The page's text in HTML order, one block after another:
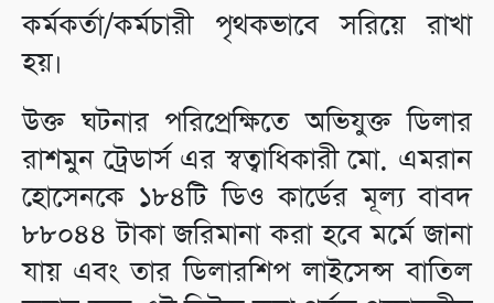
কর্মকর্তা/কর্মচারী পৃথকভাবে সরিয়ে রাখা
হয়।
উক্ত ঘটনার পরিপ্রেক্ষিতে অভিযুক্ত ডিলার
রাশমুন ট্রেডার্স এর স্বত্বাধিকারী মো. এমরান
হোসেনকে ১৮৪টি ডিও কার্ডের মূল্য বাবদ
৮৮০৪৪ টাকা জরিমানা করা হবে মর্মে জানা
যায় এবং তার ডিলারশিপ লাইসেন্স বাতিল